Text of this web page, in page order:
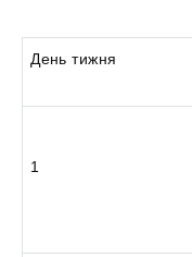
День тижня
1